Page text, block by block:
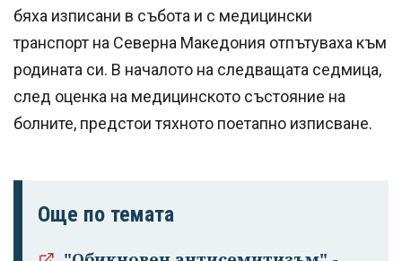
бяха изписани в събота и с медицински
транспорт на Северна Македония отпътуваха към
родината си. В началото на следващата седмица,
след оценка на медицинското състояние на
болните, предстои тяхното поетапно изписване.
Още по темата